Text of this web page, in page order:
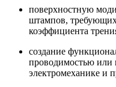
поверхностную
штампов,
коэффициента
создание
проводимостью или
электромеханике и